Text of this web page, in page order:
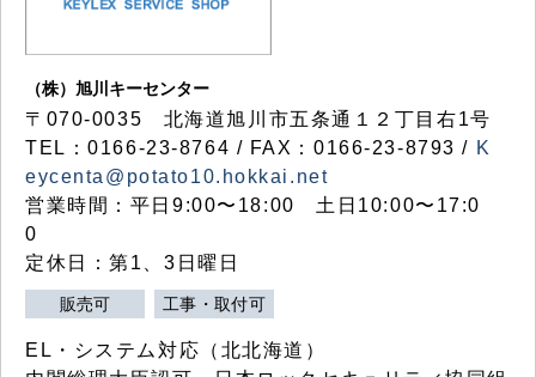
（株）旭川キーセンター
〒070-0035 北海道旭川市五条通１２丁目右1号
TEL：0166-23-8764 / FAX：0166-23-8793 / K
eycenta@potato10.hokkai.net
営業時間：平日9:00〜18:00 土日10:00〜17:0
0
定休日：第1、3日曜日
販売可 工事・取付可
EL・システム対応（北北海道）